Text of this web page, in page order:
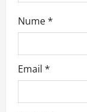
Nume*
Email *